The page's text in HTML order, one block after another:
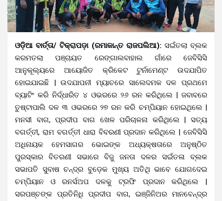
ଓଡ଼ିଆ ବାର୍ତ୍ତା/ ଟିକ୍ରାପଡ଼ା (ରମାକାନ୍ତ ରାଜପଲିଆ): ସଇଁତଲା ବ୍ଲକ
କରମତଲା ପଞ୍ଚାୟତ ରେଙ୍ଗାଲବାହାଲ ଗାଁରେ ଜେବିସିସି
ଆନୁକୂଲ୍ୟରେ ଆୟୋଜିତ କ୍ରିକେଟ ଟୁର୍ନାମେଣ୍ଟ ଉଦଯାପିତ
ହୋଇଯାଇଛି | ଉଦଯାପନୀ ମ୍ୟାଚରେ ସାଲେଦମକ ଦଳ ପ୍ରଥମେ
ବ୍ୟାଟିଂ କରି ନିର୍ଦ୍ଧାରିତ ୪ ଓଭରରେ ୨୬ ରନ କରିଥିଲେ | ଜବାବରେ
ତୁଷ୍ଟାପାଲି ଦଳ ୩ ଓଭରରେ ୨୭ ରନ କରି ଚମ୍ପିୟାନ ହୋଇଥିଲେ |
ମନସୀ ବାଗ, ପ୍ରଦୀପ ବାଗ ଖେଳ ପରିଚାଳନା କରିଥିଲେ | ସତ୍ୟ
ବଗର୍ତ୍ତୀ, ରାମ ବଗର୍ତ୍ତୀ ଧାରା ବିବରଣୀ ପ୍ରଦାନ କରିଥିଲେ | ଜେବିସିସି
ଅଧିନାୟକ ହେମସାଗର ଭୋଇଙ୍କ ଅଧ୍ୟକ୍ଷତାରେ ଅନୁଷ୍ଠିତ
ପୁରସ୍କାର ବିତରଣୀ ସଭାରେ ବିଜୁ ଜନତା ଦଳର ସଇଁତଳା ବ୍ଲକ
ସଭାପତି ସୁବାଷ ଚନ୍ଦ୍ର ବୁଡ଼େକ ମୁଖ୍ୟ ଅତିଥି ଭାବେ ଯୋଗଦେଇ
ଚମ୍ପିୟାନ ଓ ରନର୍ସଅପ ଦଳକୁ ଟ୍ରଫି ପ୍ରଦାନ କରିଥିଲେ |
ସରପଞ୍ଚଙ୍କ ପ୍ରତିନିଧି ପ୍ରଦୀପ ବାଗ, ଇଞ୍ଜିନିଅର ମାନବେନ୍ଦ୍ର